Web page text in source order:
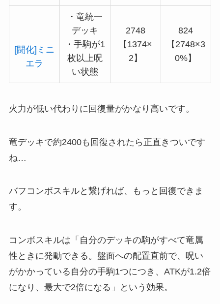
[闘化]ミニ
エラ
・竜統一
デッキ
・手駒が1
枚以上呪
い状態
2748
【1374×
2】
824
【2748×3
0%】
火力が低い代わりに回復量がかなり高いです。
竜デッキで約2400も回復されたら正直きついです
ね…
バフコンボスキルと繋げれば、もっと回復できま
す。
コンボスキルは「自分のデッキの駒がすべて竜属
性ときに発動できる。盤面への配置直前で、呪い
がかかっている自分の手駒1つにつき、ATKが1.2倍
になり、最大で2倍になる」という効果。